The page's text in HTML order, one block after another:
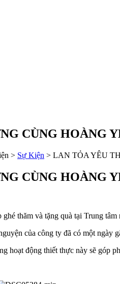
CÙNG HOÀNG
> Sự Kiện > LAN TỎA YÊU
CÙNG HOÀNG
thăm và tặng quà tại Trung
của công ty đã có một ngày
hoạt động thiết thực này sẽ góp